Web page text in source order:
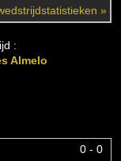
»
:
Almelo
0 - 0